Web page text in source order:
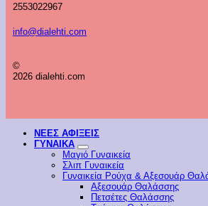
2553022967
info@dialehti.com
©
2026 dialehti.com
ΝΕΕΣ ΑΦΙΞΕΙΣ
ΓΥΝΑΙΚΑ
Μαγιό Γυναικεία
Σλιπ Γυναικεία
Γυναικεία Ρούχα & Αξεσουάρ
Αξεσουάρ Θαλάσσης
Πετσέτες Θαλάσσης